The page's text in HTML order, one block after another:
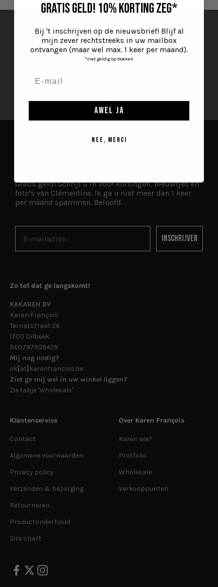
Gratis verzending vanaf €69
Naar artikel 1
Naar artikel 2
Naar artikel 3
Gratis geld! Schrijf u in voor kortingen, nieuwtjes en
foto's van Clémentine. Ik ga u niet meer dan 1 keer
per maand spammen. Beloofd.
Inschrijven
Zo tof dat ge langskomt!
KAKAREN BV
Karen François
Ternatstraat 26
1700 Dilbeek
BE0797909429
Mij nog nodig?
ok[at] karenfrancois.be
Ziet ge mij wel in uw winkel liggen?
Zie tabje "wholesale"
Klantenservice
Contact
Algemene voorwaarden
Privacy policy
Verzenden & bezorging
Retourneren
Productonderhoud
Size chart
Over Karen François
Karen wie?
Protfolio
Wholesale
Verkooppunten
Gratis geld! 10% KORTING zeg*
Bij 't inschrijven op de nieuwsbrief! Blijf al
mijn zever rechtstreeks in uw mailbox
ontvangen (maar wel max. 1 keer per maand).
*niet geldig op boeken
awel ja
NEE, MERCI